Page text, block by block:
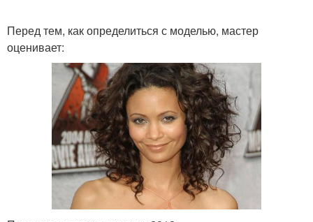
Перед тем, как определиться с моделью, мастер
оценивает: